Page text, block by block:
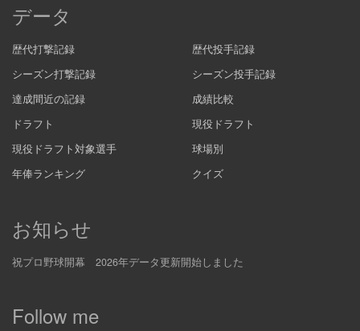
データ
歴代打撃記録
歴代投手記録
シーズン打撃記録
シーズン投手記録
達成間近の記録
成績比較
ドラフト
現役ドラフト
現役ドラフト対象選手
球場別
年俸ランキング
クイズ
お知らせ
祝プロ野球開幕 2026年データ更新開始しました
Follow me